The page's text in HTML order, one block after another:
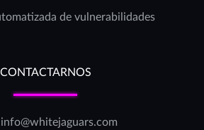
de vulnerabilidades
CONTACTARNOS
info@whitejaguars.com